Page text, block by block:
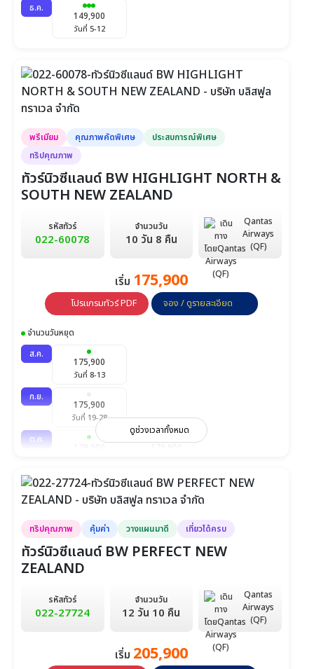
ธ.ค.
149,900
วันที่ 5-12
พรีเมียม คุณภาพคัดพิเศษ
ประสบการณ์พิเศษ
ทริปคุณภาพ
ทัวร์นิวซีแลนด์ BW HIGHLIGHT NORTH &
SOUTH NEW ZEALAND
รหัสทัวร์
022-60078
จำนวนวัน
10 วัน 8 คืน
Qantas
Airways
(QF)
เริ่ม 175,900
โปรแกรมทัวร์ PDF จอง / ดูรายละเอียด
จำนวนวันหยุด
ส.ค.
175,900
วันที่ 8-13
ก.ย.
175,900
วันที่ 19-28
ต.ค.
พ.ย.
179,900
วันที่ 14-23
ธ.ค.
179,900
วันที่ 5-12
ดูช่วงเวลาทั้งหมด
ทริปคุณภาพ คุ้มค่า วางแผนมาดี เที่ยวได้ครบ
ทัวร์นิวซีแลนด์ BW PERFECT NEW
ZEALAND
รหัสทัวร์
022-27724
จำนวนวัน
12 วัน 10 คืน
Qantas
Airways
(QF)
เริ่ม 205,900